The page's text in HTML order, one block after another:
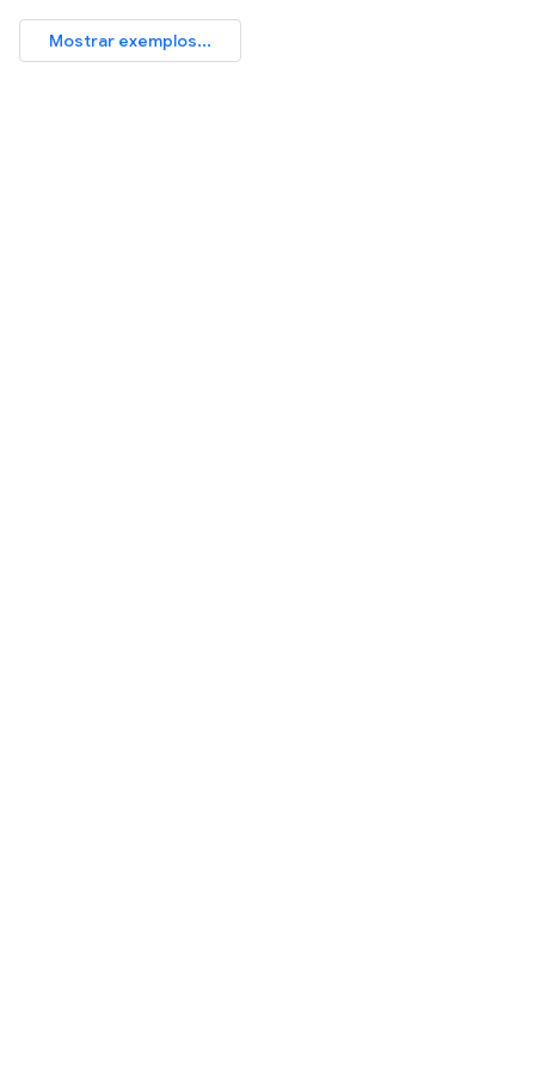
Mostrar exemplos...